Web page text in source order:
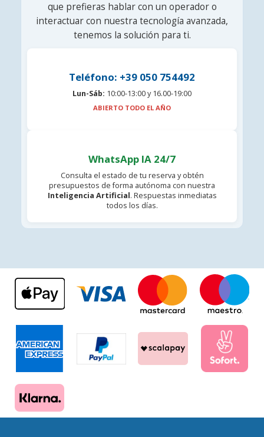
que prefieras hablar con un operador o
interactuar con nuestra tecnología avanzada,
tenemos la solución para ti.
Teléfono: +39 050 754492
Lun-Sáb: 10:00-13:00 y 16.00-19:00
ABIERTO TODO EL AÑO
WhatsApp IA 24/7
Consulta el estado de tu reserva y obtén
presupuestos de forma autónoma con nuestra
Inteligencia Artificial. Respuestas inmediatas
todos los días.